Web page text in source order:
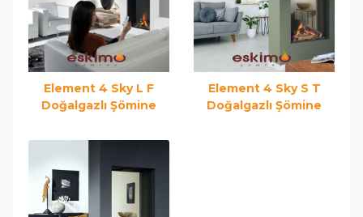
Element 4 Sky L F
Doğalgazlı Şömine
Element 4 Sky S T
Doğalgazlı Şömine